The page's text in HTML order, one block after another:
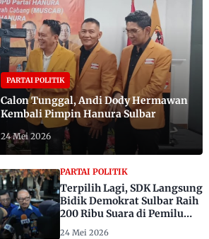
PARTAI POLITIK
Calon Tunggal, Andi Dody Hermawan
Kembali Pimpin Hanura Sulbar
24 Mei 2026
PARTAI POLITIK
Terpilih Lagi, SDK Langsung
Bidik Demokrat Sulbar Raih
200 Ribu Suara di Pemilu
2029
24 Mei 2026